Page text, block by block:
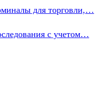
для торговли,…
с учетом…